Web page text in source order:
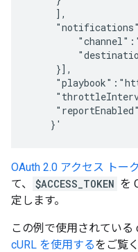
     ],
     }],
OAuth 2.0 アクセス トー
て、
$ACCESS_TOKEN を
定します。
この例で使用されている
cURL を使用するをご覧